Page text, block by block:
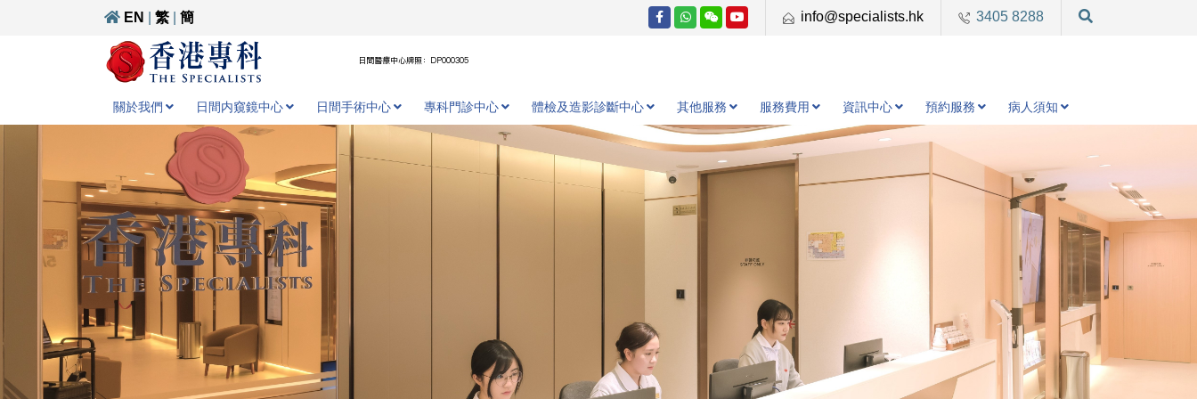
EN 繁 簡 info@specialists.hk 3405 8288
日間醫療中心牌照：DP000305
關於我們 日間内窺鏡中心 日間手術中心 專科門診中心 體檢及造影診斷中心 其他服務 服務費用 資訊中心 預約服務 病人須知